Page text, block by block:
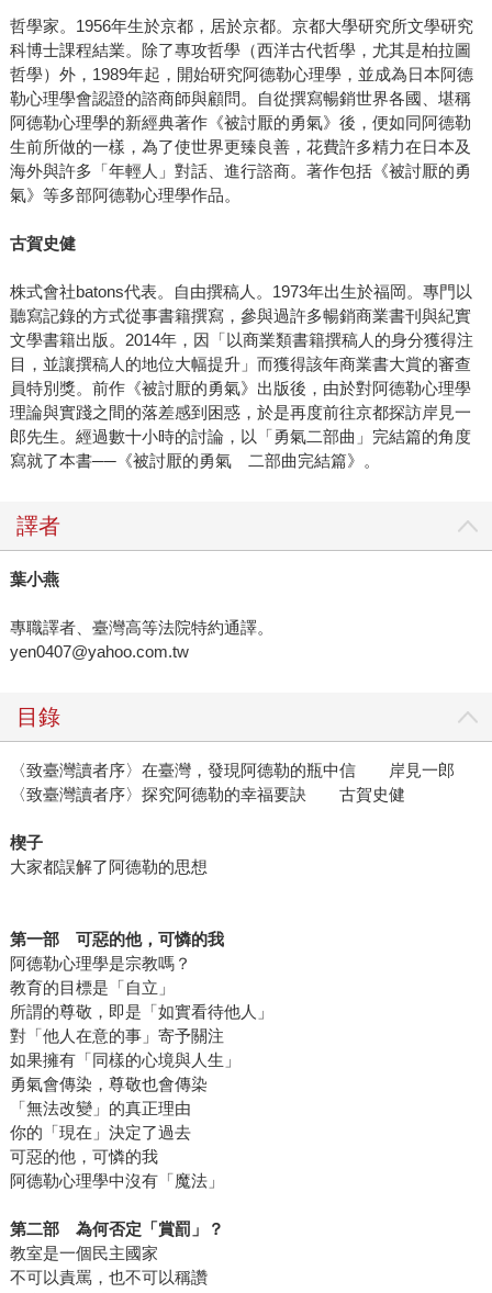
哲學家。1956年生於京都，居於京都。京都大學研究所文學研究
科博士課程結業。除了專攻哲學（西洋古代哲學，尤其是柏拉圖
哲學）外，1989年起，開始研究阿德勒心理學，並成為日本阿德
勒心理學會認證的諮商師與顧問。自從撰寫暢銷世界各國、堪稱
阿德勒心理學的新經典著作《被討厭的勇氣》後，便如同阿德勒
生前所做的一樣，為了使世界更臻良善，花費許多精力在日本及
海外與許多「年輕人」對話、進行諮商。著作包括《被討厭的勇
氣》等多部阿德勒心理學作品。
古賀史健
株式會社batons代表。自由撰稿人。1973年出生於福岡。專門以
聽寫記錄的方式從事書籍撰寫，參與過許多暢銷商業書刊與紀實
文學書籍出版。2014年，因「以商業類書籍撰稿人的身分獲得注
目，並讓撰稿人的地位大幅提升」而獲得該年商業書大賞的審查
員特別獎。前作《被討厭的勇氣》出版後，由於對阿德勒心理學
理論與實踐之間的落差感到困惑，於是再度前往京都探訪岸見一
郎先生。經過數十小時的討論，以「勇氣二部曲」完結篇的角度
寫就了本書──《被討厭的勇氣 二部曲完結篇》。
譯者
葉小燕
專職譯者、臺灣高等法院特約通譯。
yen0407@yahoo.com.tw
目錄
〈致臺灣讀者序〉在臺灣，發現阿德勒的瓶中信 岸見一郎
〈致臺灣讀者序〉探究阿德勒的幸福要訣 古賀史健
楔子
大家都誤解了阿德勒的思想
第一部 可惡的他，可憐的我
阿德勒心理學是宗教嗎？
教育的目標是「自立」
所謂的尊敬，即是「如實看待他人」
對「他人在意的事」寄予關注
如果擁有「同樣的心境與人生」
勇氣會傳染，尊敬也會傳染
「無法改變」的真正理由
你的「現在」決定了過去
可惡的他，可憐的我
阿德勒心理學中沒有「魔法」
第二部 為何否定「賞罰」？
教室是一個民主國家
不可以責罵，也不可以稱讚